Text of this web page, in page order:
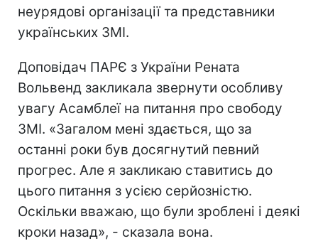
неурядові організації та представники
українських ЗМІ.
Доповідач ПАРЄ з України Рената
Вольвенд закликала звернути особливу
увагу Асамблеї на питання про свободу
ЗМІ. «Загалом мені здається, що за
останні роки був досягнутий певний
прогрес. Але я закликаю ставитись до
цього питання з усією серйозністю.
Оскільки вважаю, що були зроблені і деякі
кроки назад», - сказала вона.